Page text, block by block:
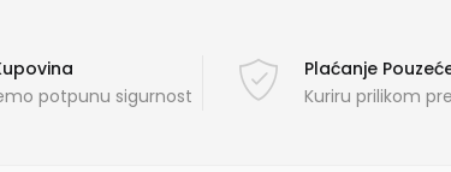
potpunu sigurnost
Plaćanje
Kuriru prilikom